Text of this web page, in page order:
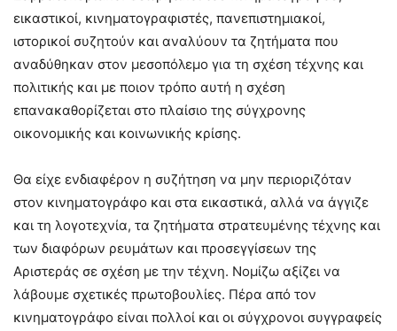
εικαστικοί, κινηματογραφιστές, πανεπιστημιακοί,
ιστορικοί συζητούν και αναλύουν τα ζητήματα που
αναδύθηκαν στον μεσοπόλεμο για τη σχέση τέχνης και
πολιτικής και με ποιον τρόπο αυτή η σχέση
επανακαθορίζεται στο πλαίσιο της σύγχρονης
οικονομικής και κοινωνικής κρίσης.
Θα είχε ενδιαφέρον η συζήτηση να μην περιοριζόταν
στον κινηματογράφο και στα εικαστικά, αλλά να άγγιζε
και τη λογοτεχνία, τα ζητήματα στρατευμένης τέχνης και
των διαφόρων ρευμάτων και προσεγγίσεων της
Aριστεράς σε σχέση με την τέχνη. Νομίζω αξίζει να
λάβουμε σχετικές πρωτοβουλίες. Πέρα από τον
κινηματογράφο είναι πολλοί και οι σύγχρονοι συγγραφείς